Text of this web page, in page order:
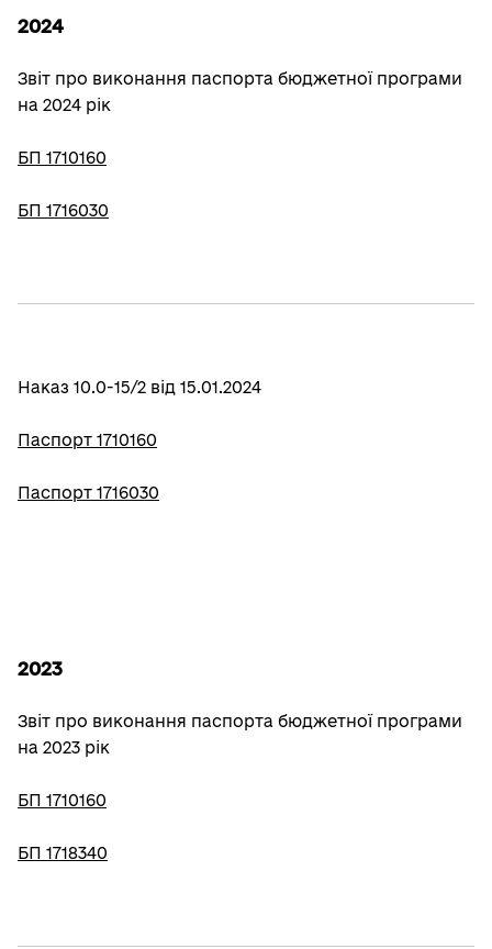
2024
Звіт про виконання паспорта бюджетної програми
на 2024 рік
БП 1710160
БП 1716030
Наказ 10.0-15/2 від 15.01.2024
Паспорт 1710160
Паспорт 1716030
2023
Звіт про виконання паспорта бюджетної програми
на 2023 рік
БП 1710160
БП 1718340